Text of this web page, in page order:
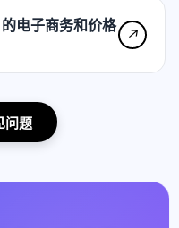
电子商务和价格
↗
问题